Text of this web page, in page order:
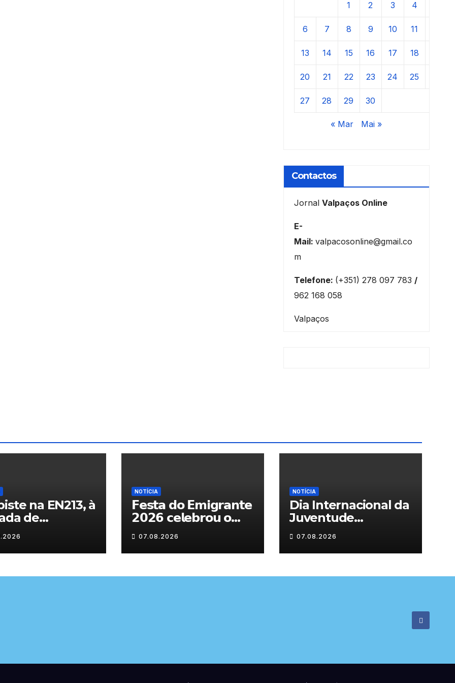
1 2 3 4
6 7 8 9 10 11
13 14 15 16 17 18
20 21 22 23 24 25
27 28 29 30
« Mar Mai »
Contactos
Jornal Valpaços Online
E-
Mail: valpacosonline@gmail.co
m
Telefone: (+351) 278 097 783 /
962 168 058
Valpaços
na EN213, à
de
NOTÍCIA
𝗙𝗲𝘀𝘁𝗮 𝗱𝗼 𝗘𝗺𝗶𝗴𝗿𝗮𝗻𝘁𝗲
𝟮𝟬𝟮𝟲 𝗰𝗲𝗹𝗲𝗯𝗿𝗼𝘂 𝗼
𝗿𝗲𝗲𝗻𝗰𝗼𝗻𝘁𝗿𝗼 𝗲 𝗼𝘀
𝗹𝗮𝗰̧𝗼𝘀 𝗾𝘂𝗲 𝘂𝗻𝗲𝗺
𝗠𝘂𝗿𝗰̧𝗮
07.08.2026
NOTÍCIA
Dia Internacional da
Juventude
celebrado em
Chaves com
atividades gratuitas
07.08.2026